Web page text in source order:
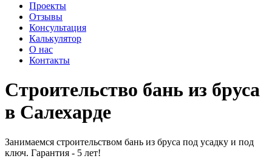
Проекты
Отзывы
Консультация
Калькулятор
О нас
Контакты
Строительство бань из бруса
в Салехарде
Занимаемся строительством бань из бруса под усадку и под
ключ. Гарантия - 5 лет!